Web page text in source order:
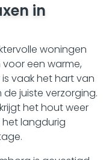
in
woningen
een warme,
is vaak het hart van
juiste verzorging.
het hout weer
langdurig